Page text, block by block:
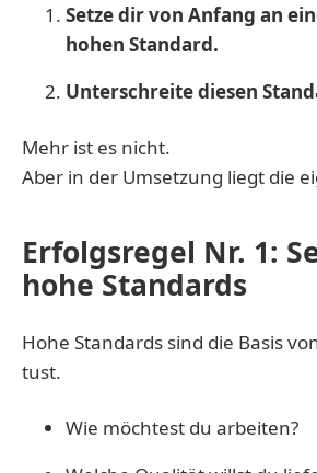
Setze dir von Anfang an
hohen Standard.
Unterschreite diesen
Mehr ist es nicht.
Aber in der Umsetzung liegt die
Erfolgsregel Nr. 1:
hohe Standards
Hohe Standards sind die Basis
tust.
Wie möchtest du arbeiten?